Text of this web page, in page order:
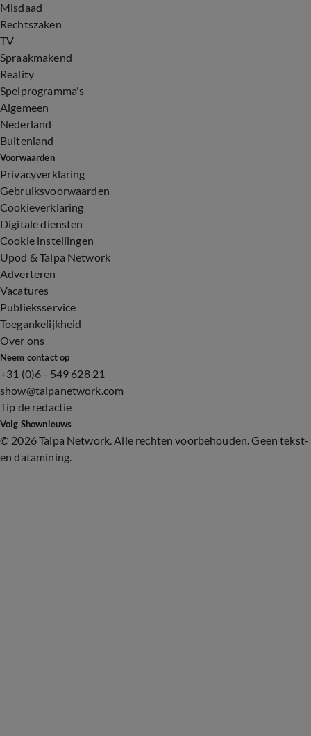
Misdaad
Rechtszaken
TV
Spraakmakend
Reality
Spelprogramma's
Algemeen
Nederland
Buitenland
Voorwaarden
Privacyverklaring
Gebruiksvoorwaarden
Cookieverklaring
Digitale diensten
Cookie instellingen
Upod & Talpa Network
Adverteren
Vacatures
Publieksservice
Toegankelijkheid
Over ons
Neem contact op
+31 (0)6 - 549 628 21
show@talpanetwork.com
Tip de redactie
Volg Shownieuws
© 2026 Talpa Network. Alle rechten voorbehouden. Geen tekst-
en datamining.